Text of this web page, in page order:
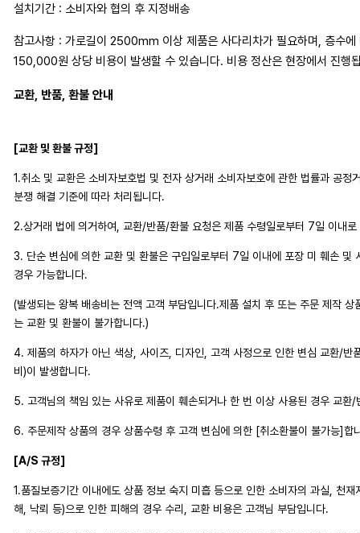
설치기간 : 소비자와 협의 후 지정배송
참고사항 : 가로길이 2500mm 이상 제품은 사다리차가 필요하며, 층수
150,000원 상당 비용이 발생할 수 있습니다. 비용 정산은 현장에서 진행
교환, 반품, 환불 안내
[교환 및 환불 규정]
1.취소 및 교환은 소비자보호법 및 전자 상거래 소비자보호에 관한 법률과 공정
분쟁 해결 기준에 따라 처리됩니다.
2.상거래 법에 의거하여, 교환/반품/환불 요청은 제품 수령일로부터 7일 이내로
3. 단순 변심에 의한 교환 및 환불은 구입일로부터 7일 이내에 포장 미 훼손 및
경우 가능합니다.
(발생되는 왕복 배송비는 전액 고객 부담입니다.제품 설치 후 또는 주문 제작 상
는 교환 및 환불이 불가합니다.)
4. 제품의 하자가 아닌 색상, 사이즈, 디자인, 고객 사정으로 인한 변심 교환/반
비)이 발생합니다.
5. 고객님의 책임 있는 사유로 제품이 훼손되거나 한 번 이상 사용된 경우 교환/
6. 주문제작 상품의 경우 상품수령 후 고객 변심에 의한 [취소환불이 불가능]합
[A/S 규정]
1.품질보증기간 이내에도 상품 정보 숙지 미흡 등으로 인한 소비자의 과실, 천
해, 낙뢰 등)으로 인한 피해의 경우 수리, 교환 비용은 고객님 부담입니다.